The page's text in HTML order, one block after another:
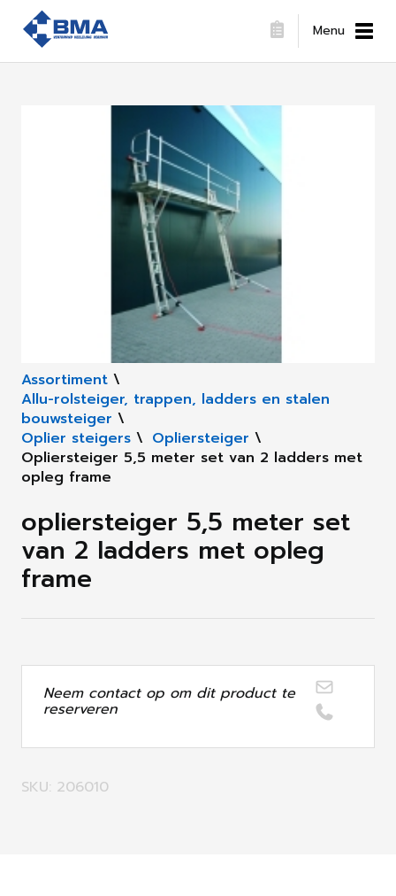
Menu
Assortiment \
Allu-rolsteiger, trappen, ladders en stalen
bouwsteiger \
Oplier steigers \ Opliersteiger \
Opliersteiger 5,5 meter set van 2 ladders met
opleg frame
opliersteiger 5,5 meter set
van 2 ladders met opleg
frame
Neem contact op om dit product te
reserveren
SKU: 206010